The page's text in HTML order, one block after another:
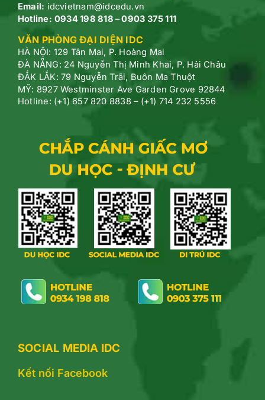
Email: idcvietnam@idcedu.vn
Hotline: 0934 198 818 – 0903 375 111
VĂN PHÒNG ĐẠI DIỆN IDC
HÀ NỘI: 129 Tân Mai, P. Hoàng Mai
ĐÀ NẴNG: 24 Nguyễn Thị Minh Khai, P. Hải Châu
ĐẮK LẮK: 79 Nguyễn Trãi, Buôn Ma Thuột
MỸ: 8927 Westminster Ave Garden Grove 92844
Hotline: (+1) 657 820 8838 – (+1) 714 232 5556
SOCIAL MEDIA IDC
Kết nối Facebook